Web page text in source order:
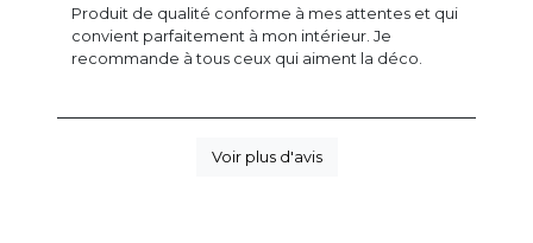
Produit de qualité conforme à mes attentes et qui
convient parfaitement à mon intérieur. Je
recommande à tous ceux qui aiment la déco.
Voir plus d'avis